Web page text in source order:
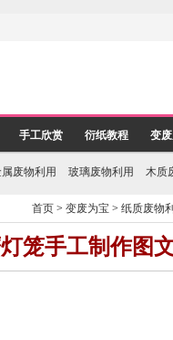
手工欣赏 衍纸教程 变
废物利用 玻璃废物利用 木质
首页 >变废为宝 >纸质废物
笼手工制作图